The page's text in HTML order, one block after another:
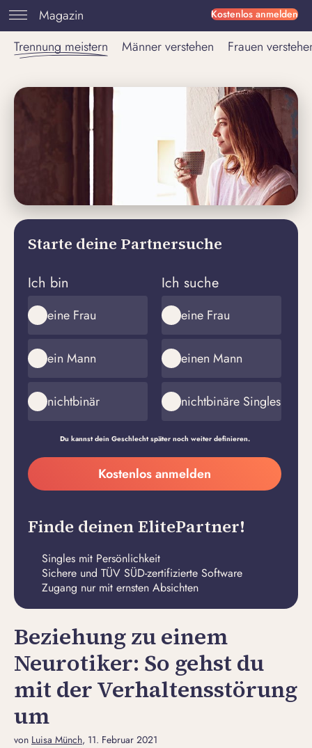
Kostenlos anmelden
Magazin
Trennung meistern
Männer verstehen Frauen
Starte deine Partnersuche
Ich bin
eine Frau
ein Mann
nichtbinär
Ich suche
eine Frau
einen Mann
nichtbinäre Singles
Du kannst dein Geschlecht später noch weiter definieren.
Meine
E-
Adresse
erstellen
Kostenlos anmelden
Finde deinen ElitePartner!
Singles mit Persönlichkeit
Sichere und TÜV SÜD-zertifizierte Software
Zugang nur mit ernsten Absichten
Beziehung zu einem
Neurotiker: So gehst du
mit der Verhaltensstörung
um
von Luisa Münch, 11. Februar 2021